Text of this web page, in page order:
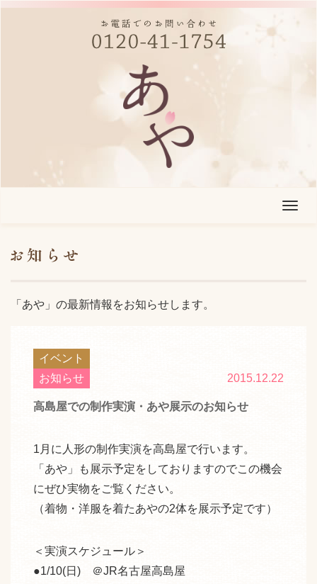
T
「あや」の最新情報をお知らせします。
イベント
お知らせ
2015.12.22
高島屋での制作実演・あや展示のお知らせ
1月に人形の制作実演を高島屋で行います。
「あや」も展示予定をしておりますのでこの機会
にぜひ実物をご覧ください。
（着物・洋服を着たあやの2体を展示予定です）
＜実演スケジュール＞
●1/10(日) ＠JR名古屋高島屋